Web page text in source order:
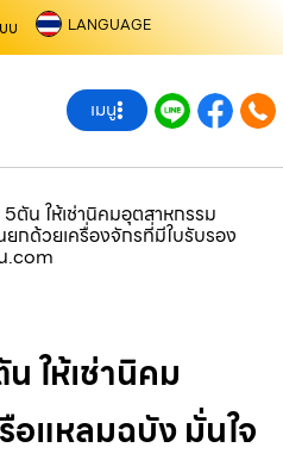
บ LANGUAGE
เมนู
5ตัน ให้เช่านิคมอุตสาหกรรม
กด้วยเครื่องจักรที่มีใบรับรอง
.com
ให้เช่านิคม
อแหลมฉบัง มั่นใจ